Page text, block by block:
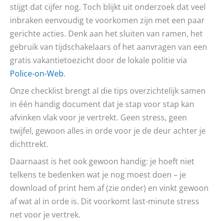
stijgt dat cijfer nog. Toch blijkt uit onderzoek dat veel
inbraken eenvoudig te voorkomen zijn met een paar
gerichte acties. Denk aan het sluiten van ramen, het
gebruik van tijdschakelaars of het aanvragen van een
gratis vakantietoezicht door de lokale politie via
Police-on-Web.
Onze checklist brengt al die tips overzichtelijk samen
in één handig document dat je stap voor stap kan
afvinken vlak voor je vertrekt. Geen stress, geen
twijfel, gewoon alles in orde voor je de deur achter je
dichttrekt.
Daarnaast is het ook gewoon handig: je hoeft niet
telkens te bedenken wat je nog moest doen – je
download of print hem af (zie onder) en vinkt gewoon
af wat al in orde is. Dit voorkomt last-minute stress
net voor je vertrek.